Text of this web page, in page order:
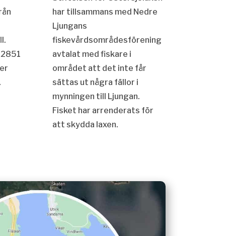
har tillsammans med Nedre
Ljungans
fiskevårdsområdesförening
avtalat med fiskare i
området att det inte får
sättas ut några fällor i
mynningen till Ljungan.
Fisket har arrenderats för
att skydda laxen.